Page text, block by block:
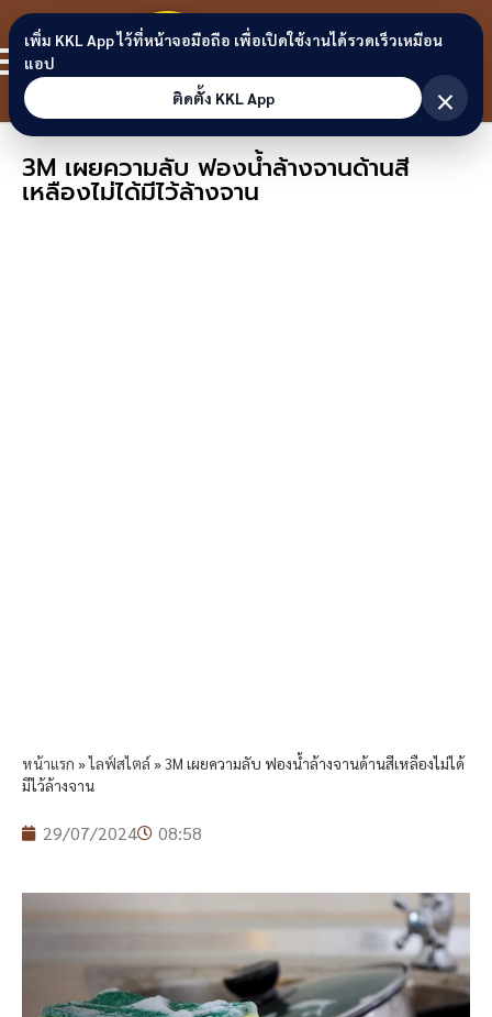
Skip to content
ขอนแก่น
ลิงก์
3M เผยความลับ ฟองน้ำล้างจานด้านสี
เหลืองไม่ได้มีไว้ล้างจาน
หน้าแรก »ไลฟ์สไตล์»3M เผยความลับ ฟองน้ำล้างจานด้านสีเหลืองไม่ได้
มีไว้ล้างจาน
29/07/2024 08:58
เพิ่ม KKL App ไว้ที่หน้าจอมือถือ เพื่อเปิดใช้งานได้รวดเร็วเหมือน
แอป
ติดตั้ง KKL App
×